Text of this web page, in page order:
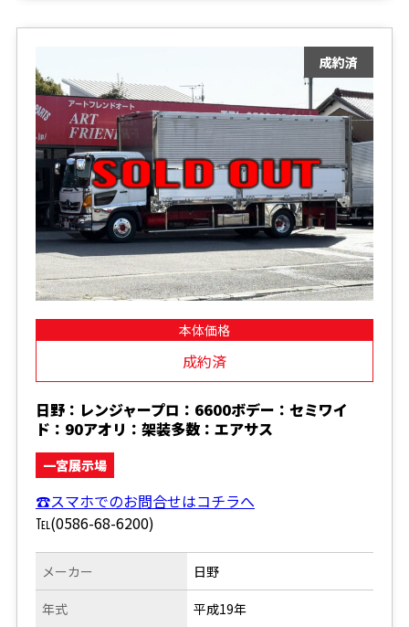
本体価格
成約済
日野：レンジャープロ：6600ボデー：セミワイ
ド：90アオリ：架装多数：エアサス
一宮展示場
☎スマホでのお問合せはコチラへ
℡(0586-68-6200)
メーカー
年式
日野
平成19年